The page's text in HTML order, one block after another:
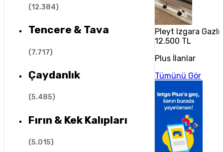
(12.384)
Tencere & Tava
(7.717)
Çaydanlık
(5.485)
Fırın & Kek Kalıpları
(5.015)
Pleyt Izgara Gazlı
12.500 TL
Plus İlanlar
Tümünü Gör